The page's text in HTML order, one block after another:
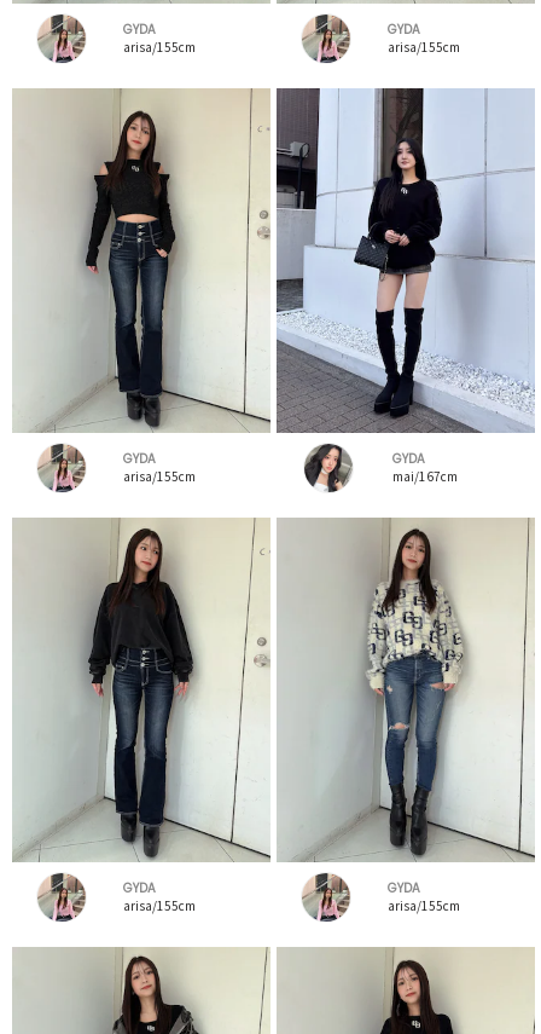
GYDA
arisa/155cm
GYDA
arisa/155cm
GYDA
arisa/155cm
GYDA
mai/167cm
GYDA
arisa/155cm
GYDA
arisa/155cm